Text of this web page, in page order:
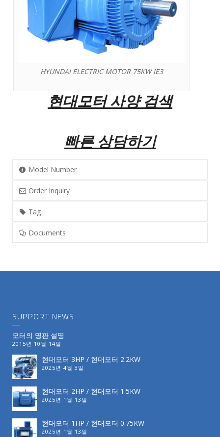
HYUNDAI ELECTRIC MOTOR 75KW IE3
현대모터 사양 검색
빠른 상담하기
Model Number
Order Inquiry
Tag
Documents
SUPPORT NEWS
모터의 명판 설명
2015년 10월 14일
현대모터 3HP / 현대모터 2.2KW
2025년 4월 3일
현대모터 2HP / 현대모터 1.5KW
2025년 1월 13일
현대모터 1HP / 현대모터 0.75KW
2025년 1월 13일